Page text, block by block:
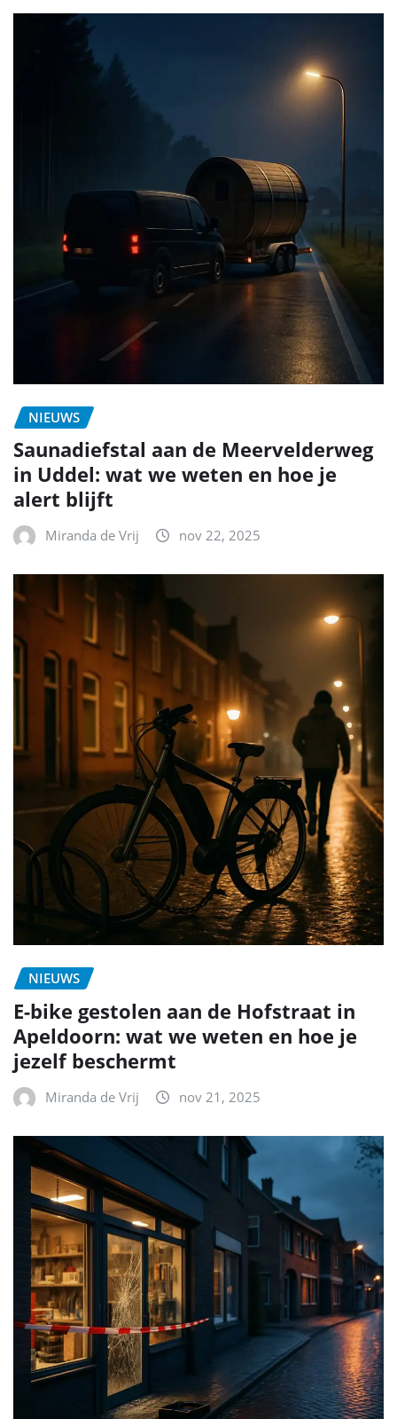
NIEUWS
Saunadiefstal aan de Meervelderweg
in Uddel: wat we weten en hoe je
alert blijft
Miranda de Vrij nov 22, 2025
NIEUWS
E-bike gestolen aan de Hofstraat in
Apeldoorn: wat we weten en hoe je
jezelf beschermt
Miranda de Vrij nov 21, 2025